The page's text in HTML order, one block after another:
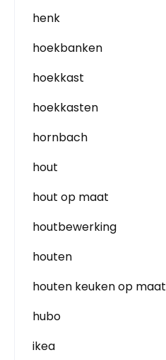
henk
hoekbanken
hoekkast
hoekkasten
hornbach
hout
hout op maat
houtbewerking
houten
houten keuken op maat
hubo
ikea